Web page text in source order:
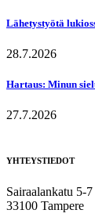
Lähetystyötä
28.7.2026
Hartaus: Minun
27.7.2026
YHTEYSTIEDOT
Sairaalankatu 5-7
33100 Tampere